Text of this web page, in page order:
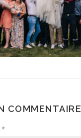
COMMENTAIRE
*